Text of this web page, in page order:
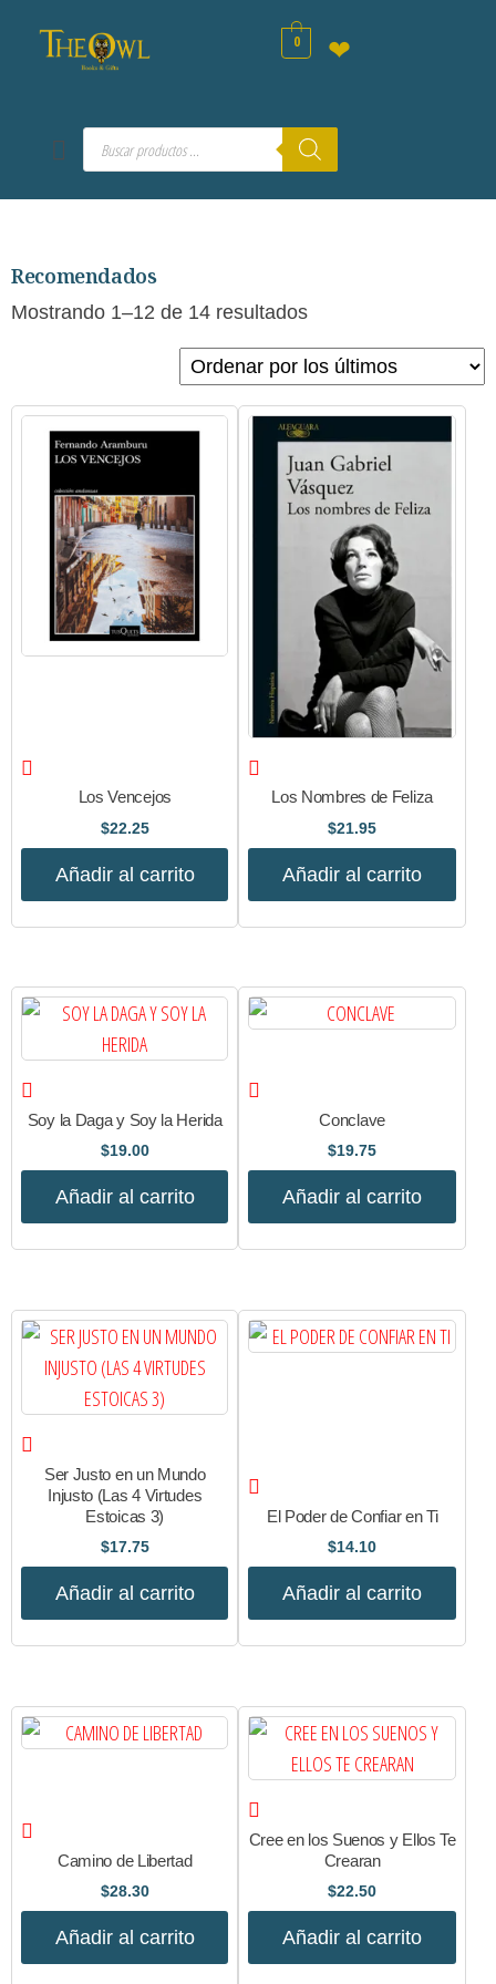
0 ❤
Recomendados
Mostrando 1–12 de 14 resultados
Los Vencejos
$22.25
Añadir al carrito
Los Nombres de Feliza
$21.95
Añadir al carrito
Soy la Daga y Soy la Herida
$19.00
Añadir al carrito
Conclave
$19.75
Añadir al carrito
Ser Justo en un Mundo
Injusto (Las 4 Virtudes
Estoicas 3)
$17.75
Añadir al carrito
El Poder de Confiar en Ti
$14.10
Añadir al carrito
Camino de Libertad
$28.30
Añadir al carrito
Cree en los Suenos y Ellos Te
Crearan
$22.50
Añadir al carrito